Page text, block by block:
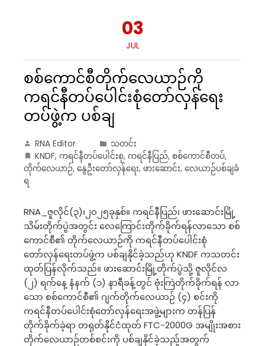
03
JUL
စစ်ကောင်စီတိုက်လေယာဉ်ကို
ကရင်နီတပ်ပေါင်းစုံတော်လှန်ရေး
တပ်ဖွဲ့က ပစ်ချ
RNA Editor
သတင်း
KNDF, ကရင်နီတပ်ပေါင်းစု, ကရင်နီပြည်, စစ်ကောင်စီတပ်,
တိုက်လေယာဉ်, နွေဦးတော်လှန်ရေး, ဖားဆောင်း, လေယာဉ်ပစ်ချခံ
ရ
RNA_ဇူလိုင်(၃)၊၂၀၂၅ခုနှစ်။ ကရင်နီပြည်၊ ဖားဆောင်းမြို့
သိမ်းတိုက်ပွဲအတွင်း လေကြောင်းတိုက်ခိုက်ရန်လာသော စစ်
ကောင်စီ၏ တိုက်လေယာဉ်ကို ကရင်နီတပ်ပေါင်းစုံ
တော်လှန်ရေးတပ်ဖွဲ့က ပစ်ချနိုင်ခဲ့သည်ဟု KNDF ကသတင်း
ထုတ်ပြန်လိုက်သည်။ ဖားဆောင်းမြို့တိုက်ပွဲသို့ ဇူလိုင်လ
(၂) ရက်နေ့ နံနက် (၁) နာရီခန့်တွင် ဗုံးကြဲတိုက်ခိုက်ရန် လာ
သော စစ်ကောင်စီ၏ ဂျက်တိုက်လေယာဉ် (၄) စင်းကို
ကရင်နီတပ်ပေါင်းစုံတော်လှန်ရေးအဖွဲ့များက တန်ပြန်
တိုက်ခိုက်ခဲ့ရာ တရုတ်နိုင်ငံထုတ် FTC-2000G အမျိုးအစား
တိုက်လေယာဉ်တစ်စင်းကို ပစ်ချနိုင်ခဲ့သည့်အတွက်